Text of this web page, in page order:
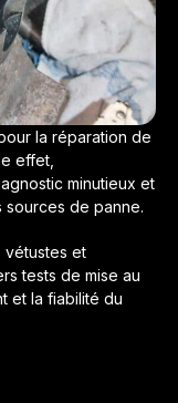
la réparation de
effet,
minutieux et
sources de panne.
vétustes et
tests de mise au
et la fiabilité du